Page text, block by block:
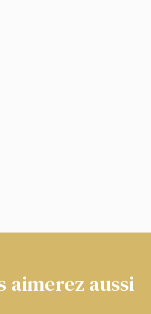
aimerez aussi